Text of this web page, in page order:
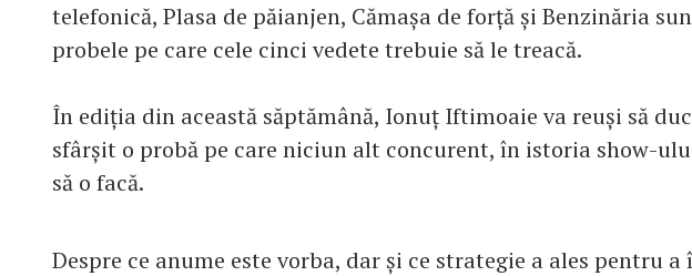
telefonică, Plasa de păianjen, Cămașa de forță și Benzinăria
probele pe care cele cinci vedete trebuie să le treacă.
În ediția din această săptămână, Ionuț Iftimoaie va reuși să
sfârșit o probă pe care niciun alt concurent, în istoria show-
să o facă.
Despre ce anume este vorba, dar și ce strategie a ales pentru a